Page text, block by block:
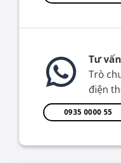
Tư
Trò
điện
0935 0000 55